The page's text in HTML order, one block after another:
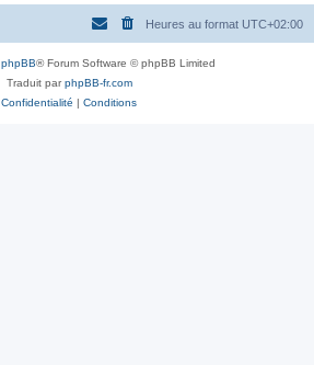
e
Heures au format UTC+02:00
phpBB® Forum Software © phpBB Limited
Traduit parphpBB-fr.com
Confidentialité | Conditions